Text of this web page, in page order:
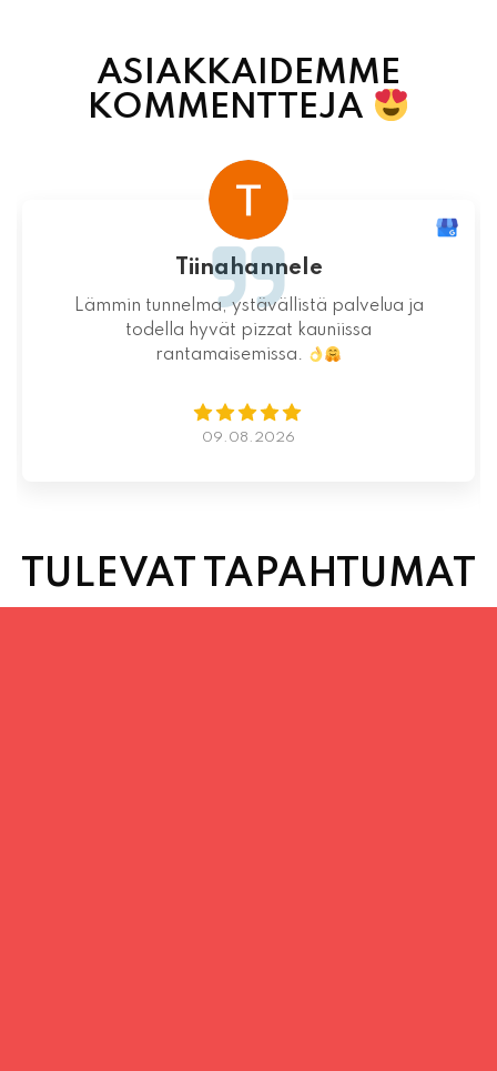
Terhi Vornanen
Varmuudella Pohjois-Karjalan parhaat pizzat!
Itsessään paikka ei valitettavasti ole
mitenkään idyllinen.